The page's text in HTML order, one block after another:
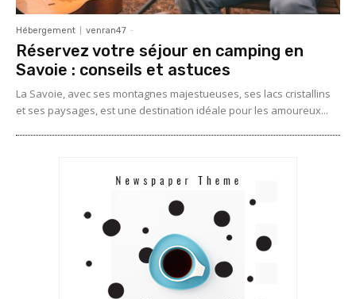
Hébergement venran47 -
Réservez votre séjour en camping en
Savoie : conseils et astuces
La Savoie, avec ses montagnes majestueuses, ses lacs cristallins
et ses paysages, est une destination idéale pour les amoureux...